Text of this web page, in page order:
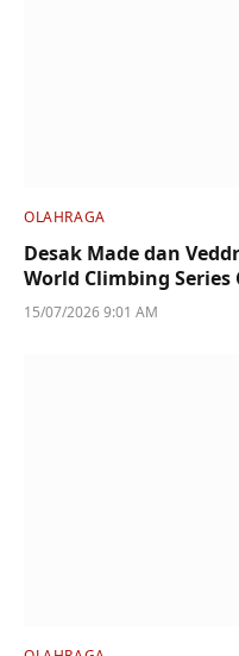
OLAHRAGA
Desak Made dan
World Climbing Series
15/07/2026 9:01 AM